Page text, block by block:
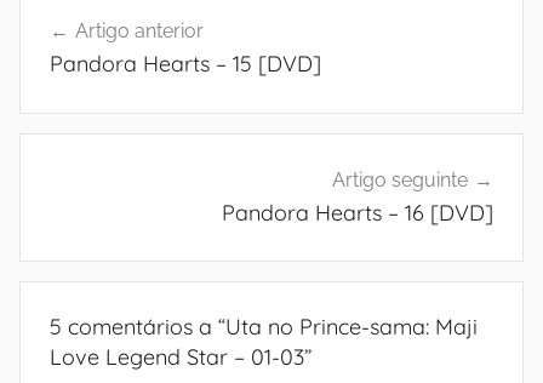
de
Artigo anterior
Pandora Hearts – 15 [DVD]
Artigo seguinte
Pandora Hearts – 16 [DVD]
5 comentários a “Uta no Prince-sama: Maji
Love Legend Star – 01-03”